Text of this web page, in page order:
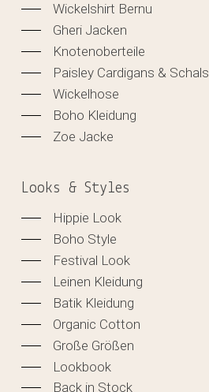
Wickelshirt Bernu
Gheri Jacken
Knotenoberteile
Paisley Cardigans & Schals
Wickelhose
Boho Kleidung
Zoe Jacke
Looks & Styles
Hippie Look
Boho Style
Festival Look
Leinen Kleidung
Batik Kleidung
Organic Cotton
Große Größen
Lookbook
Back in Stock